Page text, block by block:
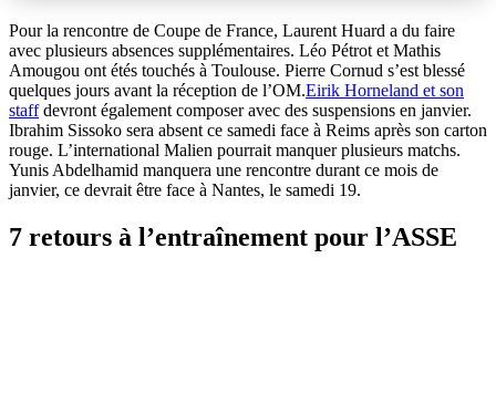
Pour la rencontre de Coupe de France, Laurent Huard a du faire
avec plusieurs absences supplémentaires. Léo Pétrot et Mathis
Amougou ont étés touchés à Toulouse. Pierre Cornud s’est blessé
quelques jours avant la réception de l’OM.Eirik Horneland et son
staffdevront également composer avec des suspensions en janvier.
Ibrahim Sissoko sera absent ce samedi face à Reims après son carton
rouge. L’international Malien pourrait manquer plusieurs matchs.
Yunis Abdelhamid manquera une rencontre durant ce mois de
janvier, ce devrait être face à Nantes, le samedi 19.
7 retours à l’entraînement pour l’ASSE